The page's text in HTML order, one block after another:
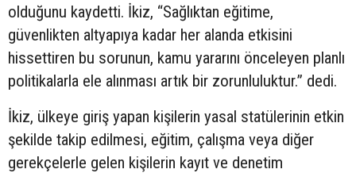
olduğunu kaydetti. İkiz, “Sağlıktan eğitime,
güvenlikten altyapıya kadar her alanda etkisini
hissettiren bu sorunun, kamu yararını önceleyen planlı
politikalarla ele alınması artık bir zorunluluktur.” dedi.
İkiz, ülkeye giriş yapan kişilerin yasal statülerinin etkin
şekilde takip edilmesi, eğitim, çalışma veya diğer
gerekçelerle gelen kişilerin kayıt ve denetim